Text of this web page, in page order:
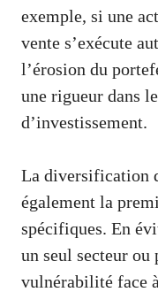
exemple, si une
vente s’exécute
l’érosion du
une rigueur dans
d’investissement.
La diversification
également la
spécifiques. En
un seul secteur
vulnérabilité face